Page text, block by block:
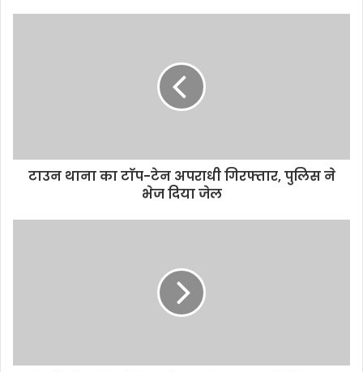
s
e
टाउन थाना का टाॅप-टेन अपराधी गिरफ्तार, पुलिस ने
भेज दिया जेल